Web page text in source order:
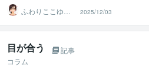
ふわりここゆら
り❤️✨癒しタイ
ム相談室
2025/12/03
目が合う
記事
コラム